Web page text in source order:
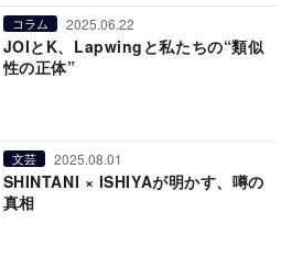
コラム 2025.06.22
JOIとK、Lapwingと私たちの“類似
性の正体”
文芸 2025.08.01
SHINTANI × ISHIYAが明かす、噂の
真相